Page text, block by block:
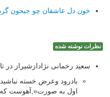
خون دل عاشقان چو جیحون
نظرات نوشته شده
سعید رخمانی نژادازشیراز در تاریخ ۱۸ آبان ۱۴۰۳
بادرود وعرض خسته
اول به صورت«,آهوست که